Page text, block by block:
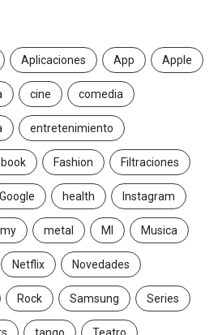
Aplicaciones App Apple
cine comedia
entretenimiento
Fashion Filtraciones
Google health Instagram
metal MI Musica
Netflix Novedades
Rock Samsung Series